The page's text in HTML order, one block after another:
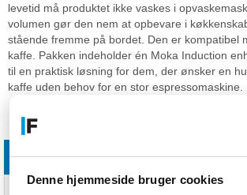
Denne hjemmeside bruger cookies
levetid må produktet ikke vaskes i
volumen gør den nem at opbevare i
stående fremme på bordet. Den er kompatibel
kaffe. Pakken indeholder én Moka Induction
til en praktisk løsning for dem, der ønsker en
kaffe uden behov for en stor espressomaskine.
Specifikationer
Funktioner
Volumen 0,16 L